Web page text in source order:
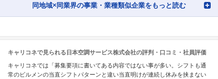
同地域×同業界の事業・業種類似企業をもっと読む
キャリコネで見られる日本空調サービス株式会社の評判・口コミ・社員評価
キャリコネでは「募集要項に書いてある内容ではない事が多い。シフトも通
常のビルメンの当直シフトパターンと違い当直明けが連続し休みを挟まない